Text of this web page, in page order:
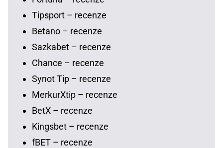
Tipsport – recenze
Betano – recenze
Sazkabet – recenze
Chance – recenze
Synot Tip – recenze
MerkurXtip – recenze
BetX – recenze
Kingsbet – recenze
fBET – recenze